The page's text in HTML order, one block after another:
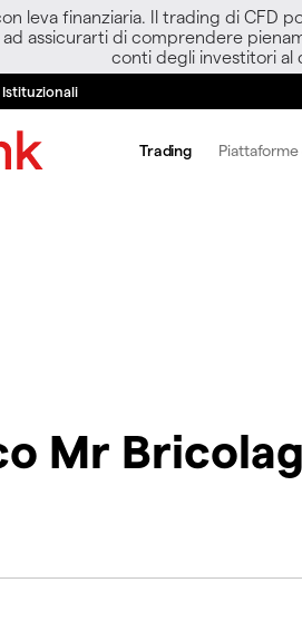
leva finanziaria. Il trading di
ad assicurarti di comprendere
conti degli investitori al
Trading
Mr